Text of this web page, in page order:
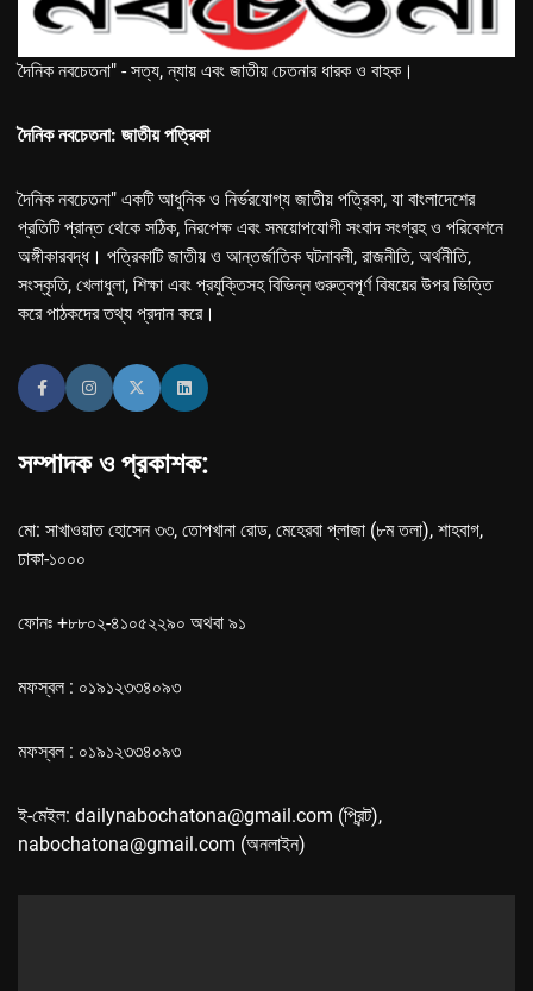
দৈনিক নবচেতনা" - সত্য, ন্যায় এবং জাতীয় চেতনার ধারক ও বাহক।
দৈনিক নবচেতনা: জাতীয় পত্রিকা
দৈনিক নবচেতনা" একটি আধুনিক ও নির্ভরযোগ্য জাতীয় পত্রিকা, যা বাংলাদেশের
প্রতিটি প্রান্ত থেকে সঠিক, নিরপেক্ষ এবং সময়োপযোগী সংবাদ সংগ্রহ ও পরিবেশনে
অঙ্গীকারবদ্ধ। পত্রিকাটি জাতীয় ও আন্তর্জাতিক ঘটনাবলী, রাজনীতি, অর্থনীতি,
সংস্কৃতি, খেলাধুলা, শিক্ষা এবং প্রযুক্তিসহ বিভিন্ন গুরুত্বপূর্ণ বিষয়ের উপর ভিত্তি
করে পাঠকদের তথ্য প্রদান করে।
সম্পাদক ও প্রকাশক:
মো: সাখাওয়াত হোসেন ৩৩, তোপখানা রোড, মেহেরবা প্লাজা (৮ম তলা), শাহবাগ,
ঢাকা-১০০০
ফোনঃ +৮৮০২-৪১০৫২২৯০ অথবা ৯১
মফস্বল : ০১৯১২৩৩৪০৯৩
মফস্বল : ০১৯১২৩৩৪০৯৩
ই-মেইল: dailynabochatona@gmail.com (প্রিন্ট),
nabochatona@gmail.com (অনলাইন)